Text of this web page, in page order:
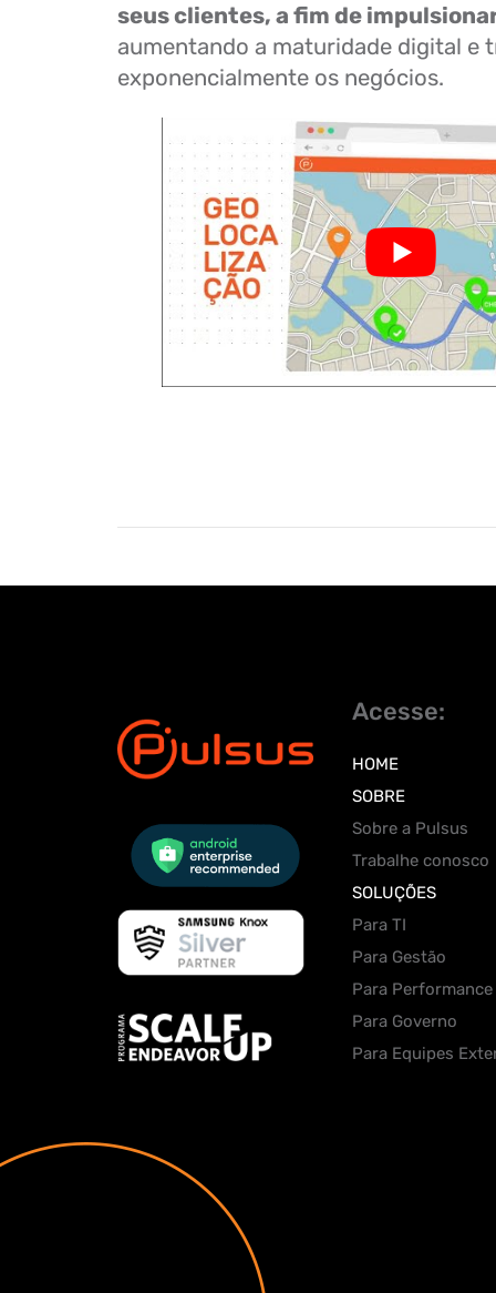
seus clientes, a fim de
aumentando a maturidade digital e
exponencialmente os negócios.
Acesse:
HOME
SOBRE
Sobre a Pulsus
Trabalhe conosco
SOLUÇÕES
Para TI
Para Gestão
Para Performance
Para Governo
Para Equipes